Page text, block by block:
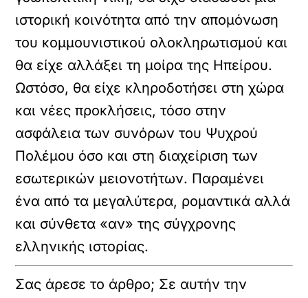
ιστορική κοινότητα από την απομόνωση
του κομμουνιστικού ολοκληρωτισμού και
θα είχε αλλάξει τη μοίρα της Ηπείρου.
Ωστόσο, θα είχε κληροδοτήσει στη χώρα
και νέες προκλήσεις, τόσο στην
ασφάλεια των συνόρων του Ψυχρού
Πολέμου όσο και στη διαχείριση των
εσωτερικών μειονοτήτων. Παραμένει
ένα από τα μεγαλύτερα, ρομαντικά αλλά
και σύνθετα «αν» της σύγχρονης
ελληνικής ιστορίας.
Σας άρεσε το άρθρο; Σε αυτήν την